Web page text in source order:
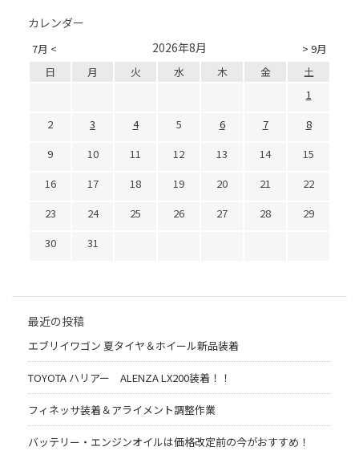
カレンダー
7月 < > 9月
2026年8月
日 月 火 水 木 金
土
1
2
3 4 5 6 7
8
9
10 11 12 13 14
15
16
17 18 19 20 21
22
23
24 25 26 27 28
29
30
31
最近の投稿
エブリイワゴン 夏タイヤ＆ホイール新品装着
TOYOTA ハリアー ALENZA LX200装着！！
フィネッサ装着＆アライメント調整作業
バッテリー・エンジンオイルは価格改定前の今がおすすめ！